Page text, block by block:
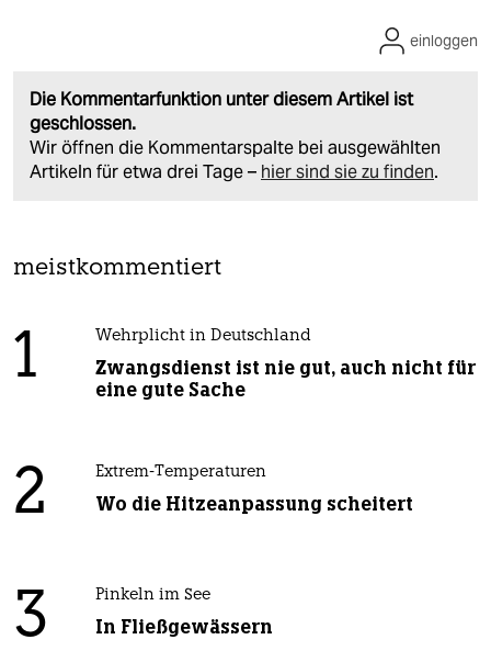
Die Kommentarfunktion unter diesem Artikel ist
geschlossen.
Wir öffnen die Kommentarspalte bei ausgewählten
Artikeln für etwa drei Tage – hier sind sie zu finden.
einloggen
meistkommentiert
1 Wehrplicht in Deutschland
Zwangsdienst ist nie gut, auch nicht für
eine gute Sache
2 Extrem-Temperaturen
Wo die Hitzeanpassung scheitert
3 Pinkeln im See
In Fließgewässern